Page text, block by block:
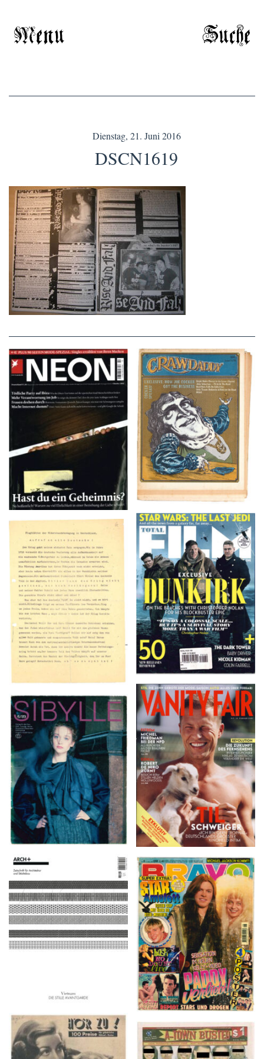
Menu Suche
Dienstag, 21. Juni 2016
DSCN1619
NEON – OKTOBER
2008
Crawdaddy – June/11/72
TOTAL FILM #260 –
SUMMER 2017
Flugblätter der Weissen
Rose – V, Januar 1943
VANITY FAIR – Nr. 7 –
8. Februar 2007
SIBYLLE 6/89
ARCH+ Nr. 226, Herbst
2016
BRAVO – Nr. 8, 13. Febr.
1997
HÖR ZU! – 1949,
A-TOWN BUSTED –